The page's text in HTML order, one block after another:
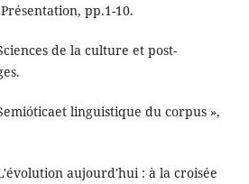
pp.1-10.
de la culture et post-
linguistique du corpus »,
aujourd'hui : à la croisée